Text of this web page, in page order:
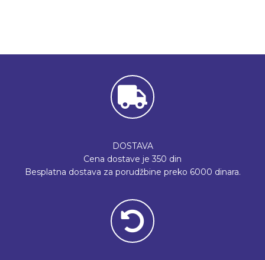
DOSTAVA
Cena dostave je 350 din
Besplatna dostava za porudžbine preko 6000 dinara.